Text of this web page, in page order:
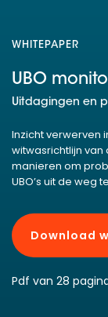
WHITEPAPER
UBO
Uitdagingen en
Inzicht verwerven
witwasrichtlijn van
manieren om
UBO’s uit de weg
Download
Pdf van 28